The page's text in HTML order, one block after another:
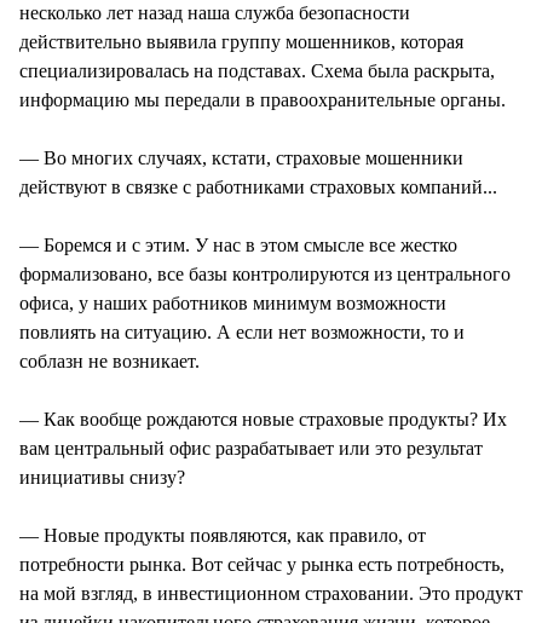
несколько лет назад наша служба безопасности
действительно выявила группу мошенников, которая
специализировалась на подставах. Схема была раскрыта,
информацию мы передали в правоохранительные органы.
— Во многих случаях, кстати, страховые мошенники
действуют в связке с работниками страховых компаний...
— Боремся и с этим. У нас в этом смысле все жестко
формализовано, все базы контролируются из центрального
офиса, у наших работников минимум возможности
повлиять на ситуацию. А если нет возможности, то и
соблазн не возникает.
— Как вообще рождаются новые страховые продукты? Их
вам центральный офис разрабатывает или это результат
инициативы снизу?
— Новые продукты появляются, как правило, от
потребности рынка. Вот сейчас у рынка есть потребность,
на мой взгляд, в инвестиционном страховании. Это продукт